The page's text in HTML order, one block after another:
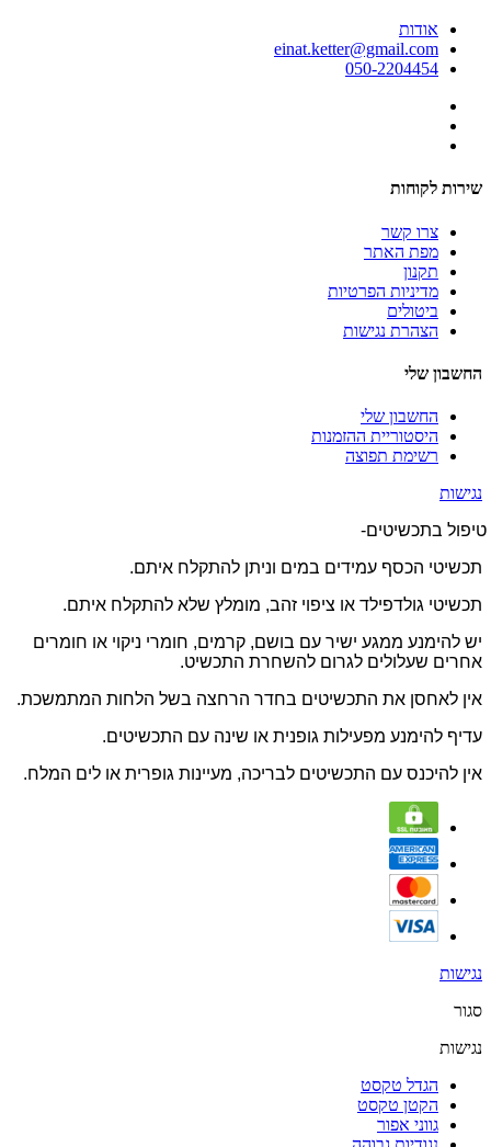
אודות
einat.ketter@gmail.com
050-2204454
שירות לקוחות
צרו קשר
מפת האתר
תקנון
מדיניות הפרטיות
ביטולים
הצהרת נגישות
החשבון שלי
החשבון שלי
היסטוריית ההזמנות
רשימת תפוצה
נגישות
טיפול בתכשיטים-
תכשיטי הכסף עמידים במים וניתן להתקלח איתם.
תכשיטי גולדפילד או ציפוי זהב, מומלץ שלא להתקלח איתם.
יש להימנע ממגע ישיר עם בושם, קרמים, חומרי ניקוי או חומרים
אחרים שעלולים לגרום להשחרת התכשיט.
אין לאחסן את התכשיטים בחדר הרחצה בשל הלחות המתמשכת.
עדיף להימנע מפעילות גופנית או שינה עם התכשיטים.
אין להיכנס עם התכשיטים לבריכה, מעיינות גופרית או לים המלח.
נגישות
סגור
נגישות
הגדל טקסט
הקטן טקסט
גווני אפור